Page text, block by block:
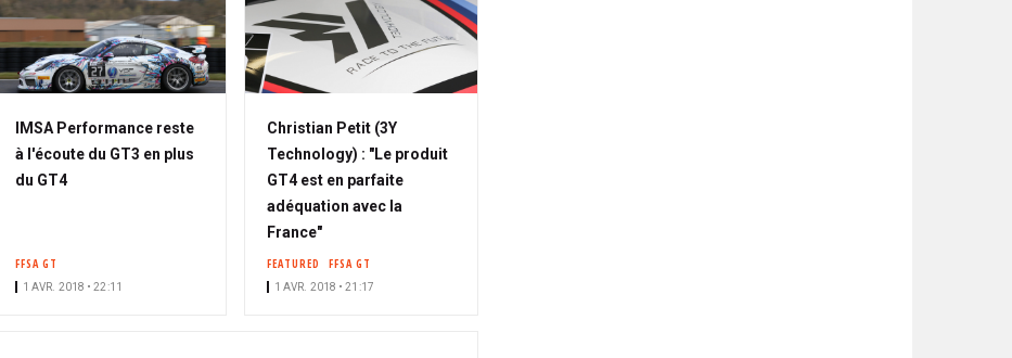
IMSA Performance reste
à l'écoute du GT3 en plus
du GT4
FFSA GT
1 AVR. 2018 • 22:11
Christian Petit (3Y
Technology) : "Le produit
GT4 est en parfaite
adéquation avec la
France"
FEATURED FFSA GT
1 AVR. 2018 • 21:17